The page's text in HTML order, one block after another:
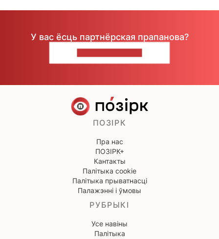
У вас ёсць партнёрская прапанова?
ПОЗІРК
Пра нас
ПОЗІРК+
Кантакты
Палітыка cookie
Палітыка прыватнасці
Палажэнні і ўмовы
РУБРЫКІ
Усе навіны
Палітыка